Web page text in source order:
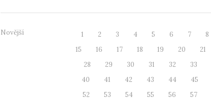
Novější 1 2 3 4 5 6 7 8
15
16 17 18 19 20 21
28
29 30 31 32 33
40
41 42 43 44 45
52
53 54 55 56 57